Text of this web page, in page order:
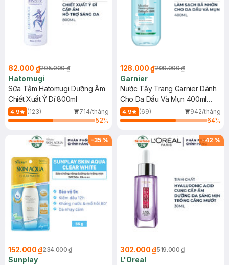
82.000 ₫205.000 ₫
Hatomugi
Sữa Tắm Hatomugi Dưỡng Ẩm
Chiết Xuất Ý Dĩ 800ml
4.9 (123)
714/tháng
52%
128.000 ₫209.000 ₫
Garnier
Nước Tẩy Trang Garnier Dành
Cho Da Dầu Và Mụn 400ml
(Mới)
4.9 (69)
942/tháng
64%
-35 %
152.000 ₫234.000 ₫
Sunplay
-42 %
302.000 ₫519.000 ₫
L'Oreal